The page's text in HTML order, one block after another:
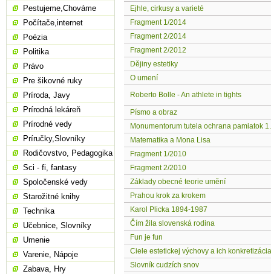
Ejhle, cirkusy a varieté
Fragment 1/2014
Fragment 2/2014
Fragment 2/2012
Dějiny estetiky
O umení
Roberto Bolle - An athlete in tights
Písmo a obraz
Monumentorum tutela ochrana pamiatok 1.
Matematika a Mona Lisa
Fragment 1/2010
Fragment 2/2010
Základy obecné teorie umění
Prahou krok za krokem
Karol Plicka 1894-1987
Čím žila slovenská rodina
Fun je fun
Ciele estetickej výchovy a ich konkretizácia
Slovník cudzích snov
Pestujeme,Chováme
Počítače,internet
Poézia
Politika
Právo
Pre šikovné ruky
Príroda, Javy
Prírodná lekáreň
Prírodné vedy
Príručky,Slovníky
Rodičovstvo, Pedagogika
Sci - fi, fantasy
Spoločenské vedy
Starožitné knihy
Technika
Učebnice, Slovníky
Umenie
Varenie, Nápoje
Zabava, Hry